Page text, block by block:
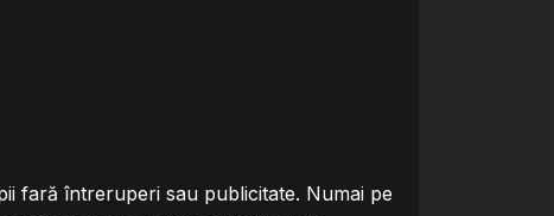
fară întreruperi sau publicitate. Numai pe